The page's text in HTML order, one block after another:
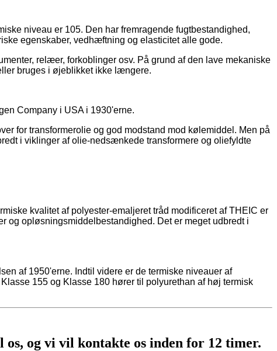
niveau er 105. Den har fremragende fugtbestandighed,
egenskaber, vedhæftning og elasticitet alle gode.
relæer, forkoblinger osv. På grund af den lave mekaniske
bruges i øjeblikket ikke længere.
Company i USA i 1930'erne.
for transformerolie og god modstand mod kølemiddel. Men på
i viklinger af olie-nedsænkede transformere og oliefyldte
kvalitet af polyester-emaljeret tråd modificeret af THEIC er
og opløsningsmiddelbestandighed. Det er meget udbredt i
af ​​1950'erne. Indtil videre er de termiske niveauer af
155 og Klasse 180 hører til polyurethan af høj termisk
og vi vil kontakte os inden for 12 timer.